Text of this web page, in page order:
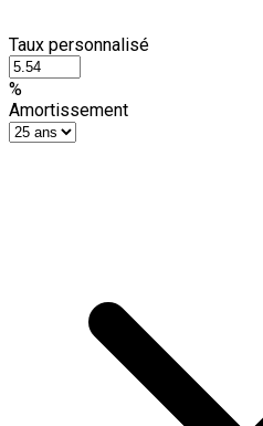
Taux personnalisé
%
Amortissement